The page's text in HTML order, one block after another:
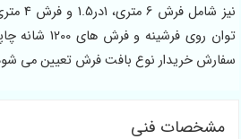
نیز
توان روی
سفارش خریدار نوع بافت فرش تعیین می
مشخصات فنی